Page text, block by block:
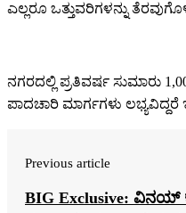
ಎಲ್ಲರೂ ಒತ್ತುವರಿಗಳನ್ನು
ನಗರದಲ್ಲಿ ಪ್ರತಿವರ್ಷ ಸುಮಾರು
ಪಾದಚಾರಿ ಮಾರ್ಗಗಳು
Previous article
BIG Exclusive: ವಿನಯ್‌